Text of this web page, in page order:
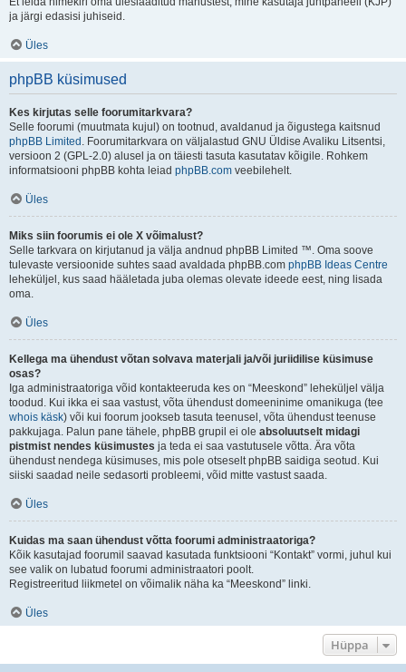
ja järgi edasisi juhiseid.
Üles
phpBB küsimused
Kes kirjutas selle foorumitarkvara?
Selle foorumi (muutmata kujul) on tootnud, avaldanud ja õigustega kaitsnud
phpBB Limited . Foorumitarkvara on väljalastud GNU Üldise Avaliku Litsentsi,
versioon 2 (GPL-2.0) alusel ja on täiesti tasuta kasutatav kõigile. Rohkem
informatsiooni phpBB kohta leiad phpBB.com veebilehelt.
Üles
Miks siin foorumis ei ole X võimalust?
Selle tarkvara on kirjutanud ja välja andnud phpBB Limited ™. Oma soove
tulevaste versioonide suhtes saad avaldada phpBB.com phpBB Ideas Centre
leheküljel, kus saad hääletada juba olemas olevate ideede eest, ning lisada
oma.
Üles
Kellega ma ühendust võtan solvava materjali ja/või juriidilise küsimuse
osas?
Iga administraatoriga võid kontakteeruda kes on “Meeskond” leheküljel välja
toodud. Kui ikka ei saa vastust, võta ühendust domeeninime omanikuga (tee
whois käsk) või kui foorum jookseb tasuta teenusel, võta ühendust teenuse
pakkujaga. Palun pane tähele, phpBB grupil ei ole absoluutselt midagi
pistmist nendes küsimustes ja teda ei saa vastutusele võtta. Ära võta
ühendust nendega küsimuses, mis pole otseselt phpBB saidiga seotud. Kui
siiski saadad neile sedasorti probleemi, võid mitte vastust saada.
Üles
Kuidas ma saan ühendust võtta foorumi administraatoriga?
Kõik kasutajad foorumil saavad kasutada funktsiooni “Kontakt” vormi, juhul kui
see valik on lubatud foorumi administraatori poolt.
Registreeritud liikmetel on võimalik näha ka “Meeskond” linki.
Üles
Hüppa